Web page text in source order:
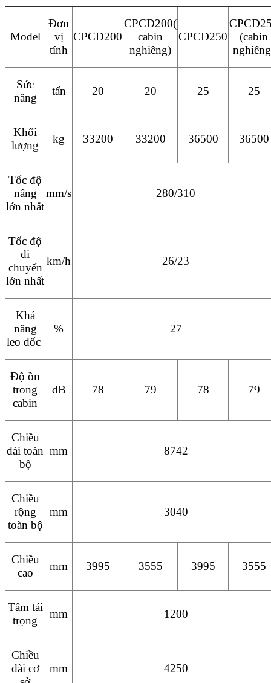
Model
Đơn
vị
tính
CPCD200
CPCD200(
cabin
nghiêng)
CPCD250
(cabin
Sức
nâng
tấn 20 20 25 25
Khối
lượng
kg 33200 33200 36500 36500
Tốc độ
nâng
lớn nhất
mm/s 280/310
Tốc độ
di
chuyển
lớn nhất
km/h 26/23
Khả
năng
leo dốc
% 27
Độ ồn
trong
cabin
dB 78 79 78 79
Chiều
dài toàn
bộ
mm 8742
Chiều
rộng
toàn bộ
mm 3040
Chiều
cao
mm 3995 3555 3995 3555
Tâm tải
trọng
mm 1200
Chiều
dài cơ
mm 4250